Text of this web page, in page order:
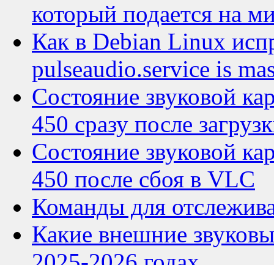
который подается на
Как в Debian Linux
pulseaudio.service is
Состояние звуковой
450 сразу после
Состояние звуковой
450 после сбоя в VLC
Команды для
Какие внешние